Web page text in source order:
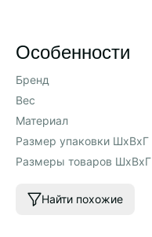
Особенности
Бренд
Вес
Материал
Размер упаковки ШхВхГ
Размеры товаров ШхВхГ
Найти похожие